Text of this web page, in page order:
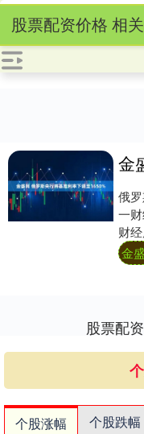
股票配资价格 相
俄
一
财
一
金
股票配
个股涨幅 个股跌幅